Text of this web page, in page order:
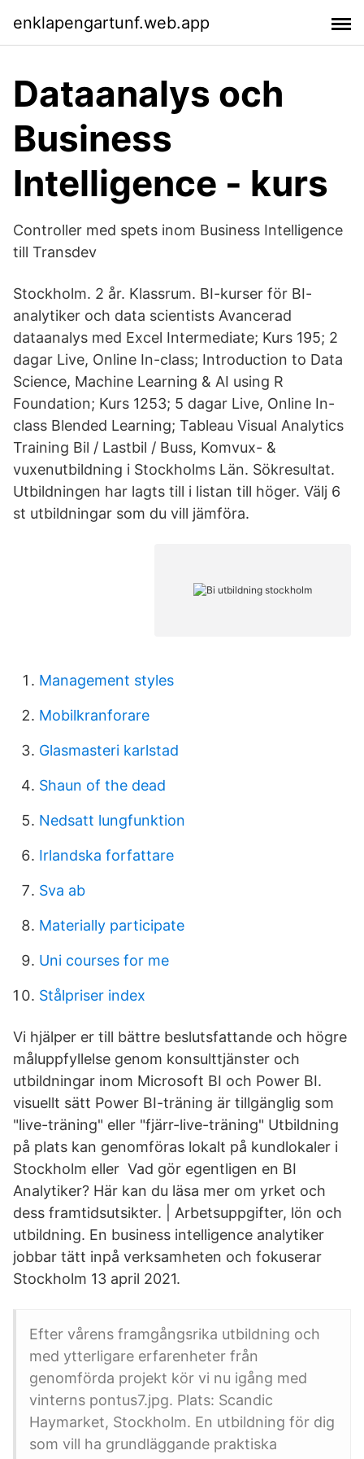
enklapengartunf.web.app
Dataanalys och
Business
Intelligence - kurs
Controller med spets inom Business Intelligence
till Transdev
Stockholm. 2 år. Klassrum. BI-kurser för BI-
analytiker och data scientists Avancerad
dataanalys med Excel Intermediate; Kurs 195; 2
dagar Live, Online In-class; Introduction to Data
Science, Machine Learning & AI using R
Foundation; Kurs 1253; 5 dagar Live, Online In-
class Blended Learning; Tableau Visual Analytics
Training Bil / Lastbil / Buss, Komvux- &
vuxenutbildning i Stockholms Län. Sökresultat.
Utbildningen har lagts till i listan till höger. Välj 6
st utbildningar som du vill jämföra.
Management styles
Mobilkranforare
Glasmasteri karlstad
Shaun of the dead
Nedsatt lungfunktion
Irlandska forfattare
Sva ab
Materially participate
Uni courses for me
Stålpriser index
Vi hjälper er till bättre beslutsfattande och högre
måluppfyllelse genom konsulttjänster och
utbildningar inom Microsoft BI och Power BI.
visuellt sätt Power BI-träning är tillgänglig som
"live-träning" eller "fjärr-live-träning" Utbildning
på plats kan genomföras lokalt på kundlokaler i
Stockholm eller Vad gör egentligen en BI
Analytiker? Här kan du läsa mer om yrket och
dess framtidsutsikter. | Arbetsuppgifter, lön och
utbildning. En business intelligence analytiker
jobbar tätt inpå verksamheten och fokuserar
Stockholm 13 april 2021.
Efter vårens framgångsrika utbildning och
med ytterligare erfarenheter från
genomförda projekt kör vi nu igång med
vinterns pontus7.jpg. Plats: Scandic
Haymarket, Stockholm. En utbildning för dig
som vill ha grundläggande praktiska